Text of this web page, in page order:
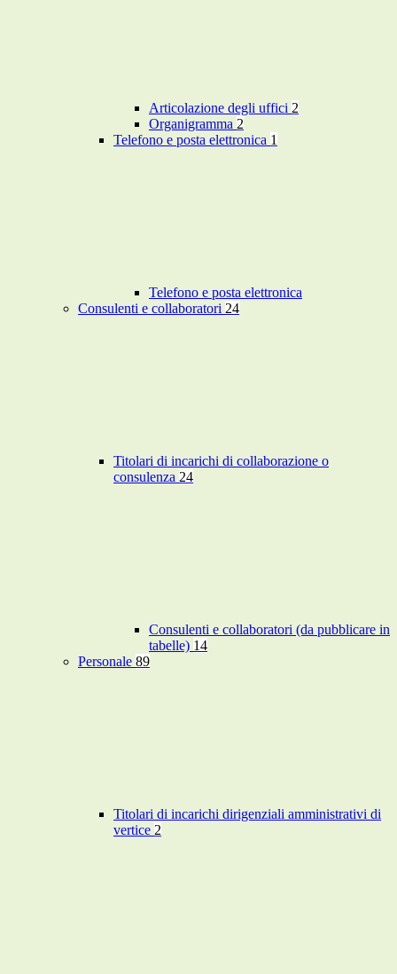
Articolazione degli uffici 2
Organigramma 2
Telefono e posta elettronica 1
Telefono e posta elettronica
Consulenti e collaboratori 24
Titolari di incarichi di collaborazione o
consulenza 24
Consulenti e collaboratori (da pubblicare in
tabelle) 14
Personale 89
Titolari di incarichi dirigenziali amministrativi di
vertice 2